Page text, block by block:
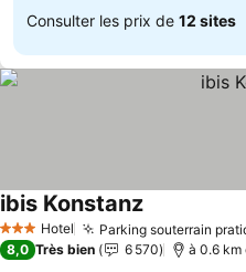
Consulter les prix de 12 sites
3 ÉtoilesHotel Parking souterrain
ibis KonstanzConsulter
8,0 Très bien 6 570 à 0.6 km